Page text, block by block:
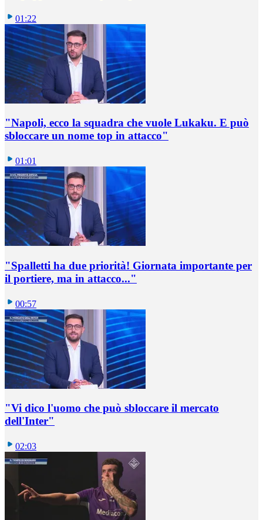
01:22
"Napoli, ecco la squadra che vuole Lukaku. E può
sbloccare un nome top in attacco"
01:01
"Spalletti ha due priorità! Giornata importante per
il portiere, ma in attacco..."
00:57
"Vi dico l'uomo che può sbloccare il mercato
dell'Inter"
02:03